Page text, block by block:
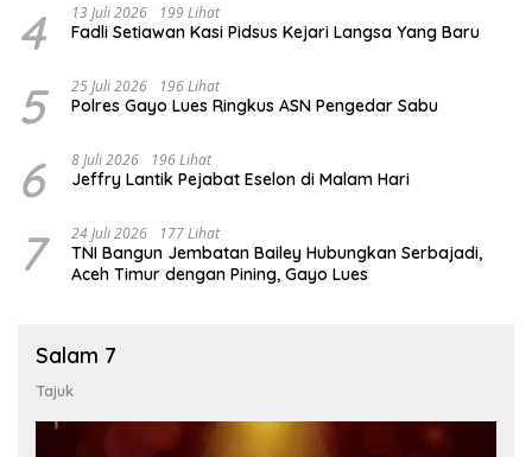
4 13 Juli 2026 199 Lihat
Fadli Setiawan Kasi Pidsus Kejari Langsa Yang Baru
5 25 Juli 2026 196 Lihat
Polres Gayo Lues Ringkus ASN Pengedar Sabu
6 8 Juli 2026 196 Lihat
Jeffry Lantik Pejabat Eselon di Malam Hari
7 24 Juli 2026 177 Lihat
TNI Bangun Jembatan Bailey Hubungkan Serbajadi,
Aceh Timur dengan Pining, Gayo Lues
Salam 7
Tajuk